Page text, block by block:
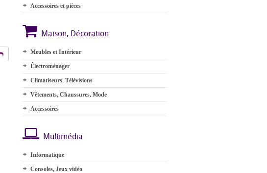
Accessoires et pièces
Maison, Décoration
Meubles et Intérieur
Électroménager
Climatiseurs, Télévisions
Vêtements, Chaussures, Mode
Accessoires
Multimédia
Informatique
Consoles, Jeux vidéo